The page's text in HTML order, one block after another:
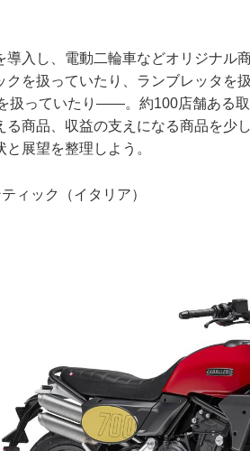
導入し、電動二輪車などオリジナル
クを扱っていたり、ランブレッタを
扱っていたり――。約100店舗ある
る商品、収益の支えになる商品を少
展望を整理しよう。
ィック（イタリア）